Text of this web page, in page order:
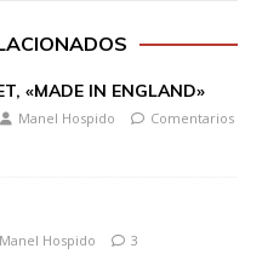
«MADE IN ENGLAND»
Manel Hospido
Comentarios
Manel Hospido 3